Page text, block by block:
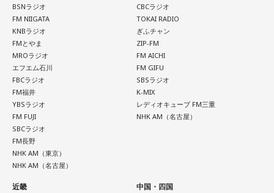
【6位】魚座（うお座）
気分転換が必要な日。ちょっとした物足りなさを感じるかも
しれませんが、それは次のステップに進む合図。新しい楽し
みを探すつもりで、普段行かない場所や触れないジャンルに
手を伸ばしましょう。こしょうやワサビなど、ピリッとした
スパイスが◎。
【7位】獅子座（しし座）
仕事やキャリアに対してじっくり向き合うと良い日。成果を
急ぐよりも、今あるものをしっかり守り固めることを意識し
ましょう。出費を抑えたいなら、必要かどうかを一晩寝かせ
てから決めるくらいの慎重さを。近くの神社にお参りすると
気持ちが整いそう。
BSNラジオ
FM NIIGATA
KNBラジオ
FMとやま
MROラジオ
エフエム石川
FBCラジオ
FM福井
YBSラジオ
FM FUJI
SBCラジオ
FM長野
NHK AM（東京）
NHK AM（名古屋）
CBCラジオ
TOKAI RADIO
ぎふチャン
ZIP-FM
FM AICHI
FM GIFU
SBSラジオ
K-MIX
レディオキューブ FM三重
NHK AM（名古屋）
近畿 中国・四国